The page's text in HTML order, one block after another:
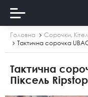
Головна Сорочки,
Тактична сорочка
Тактична
Піксель